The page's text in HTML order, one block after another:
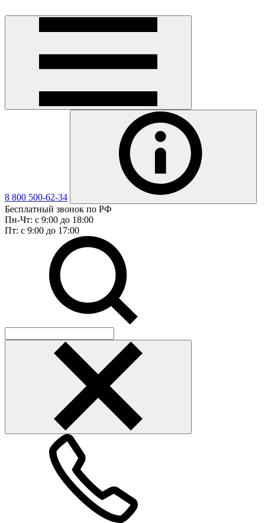
8 800 500-62-34
Бесплатный звонок по РФ
Пн-Чт: с 9:00 до 18:00
Пт: с 9:00 до 17:00